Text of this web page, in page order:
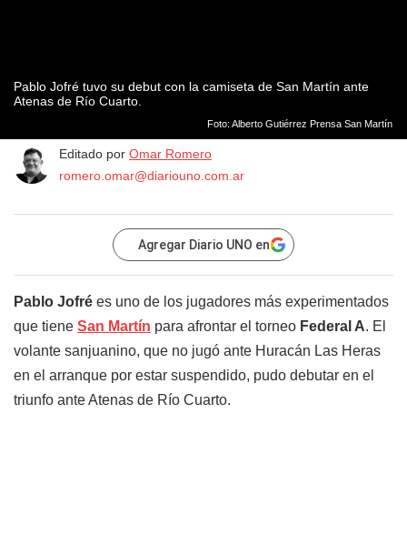
Pablo Jofré tuvo su debut con la camiseta de San Martín ante
Atenas de Río Cuarto.
Foto: Alberto Gutiérrez Prensa San Martín
Editado por Omar Romero
romero.omar@diariouno.com.ar
Agregar Diario UNO en
Pablo Jofré es uno de los jugadores más experimentados
que tiene San Martín para afrontar el torneo Federal A. El
volante sanjuanino, que no jugó ante Huracán Las Heras
en el arranque por estar suspendido, pudo debutar en el
triunfo ante Atenas de Río Cuarto.